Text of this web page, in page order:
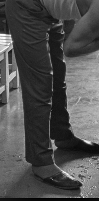
· Márianosztra
Fegyház és Börtön, labdavarrás.
Márianosztra
Fegyház és Börtön, zárkasor.
1987 · Márianosztra
Márianosztrai Fegyház és Börtön.